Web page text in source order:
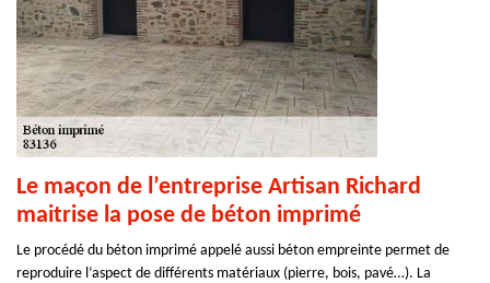
Le maçon de l’entreprise Artisan Richard
maitrise la pose de béton imprimé
Le procédé du béton imprimé appelé aussi béton empreinte permet de
reproduire l’aspect de différents matériaux (pierre, bois, pavé…). La